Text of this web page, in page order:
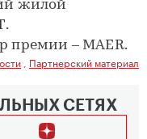
жилой
премии – MAER.
Партнерский материал
СЕТЯХ